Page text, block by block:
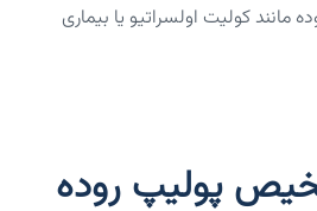
مانند کولیت اولسراتیو یا بیماری
پولیپ روده